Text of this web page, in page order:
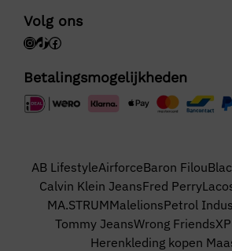
Volg ons
Betalingsmogelijkheden
AB LifestyleAirforceBaron Filou
Calvin Klein JeansFred Perry
MA.STRUMMalelionsPetrol
Tommy JeansWrong Friends
Herenkleding kopen